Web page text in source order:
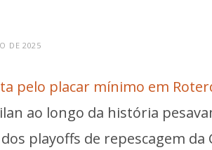
DE 2025
pelo placar mínimo em
ao longo da história
playoffs de repescagem da